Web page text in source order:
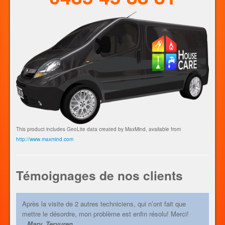
contacter au 0493 60 80 70.
This product includes GeoLite data created by MaxMind, available from
http://www.maxmind.com
Témoignages de nos clients
Après la visite de 2 autres techniciens, qui n’ont fait que
mettre le désordre, mon problème est enfin résolu! Merci!